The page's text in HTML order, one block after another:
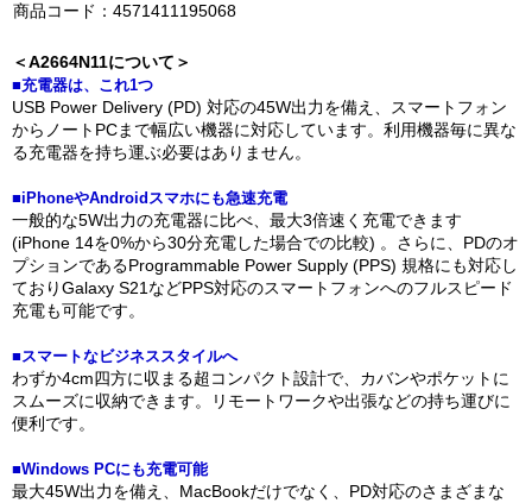
商品コード：4571411195068
＜A2664N11について＞
■充電器は、これ1つ
USB Power Delivery (PD) 対応の45W出力を備え、スマートフォン
からノートPCまで幅広い機器に対応しています。利用機器毎に異な
る充電器を持ち運ぶ必要はありません。
■iPhoneやAndroidスマホにも急速充電
一般的な5W出力の充電器に比べ、最大3倍速く充電できます
(iPhone 14を0%から30分充電した場合での比較) 。さらに、PDのオ
プションであるProgrammable Power Supply (PPS) 規格にも対応し
ておりGalaxy S21などPPS対応のスマートフォンへのフルスピード
充電も可能です。
■スマートなビジネススタイルへ
わずか4cm四方に収まる超コンパクト設計で、カバンやポケットに
スムーズに収納できます。リモートワークや出張などの持ち運びに
便利です。
■Windows PCにも充電可能
最大45W出力を備え、MacBookだけでなく、PD対応のさまざまな